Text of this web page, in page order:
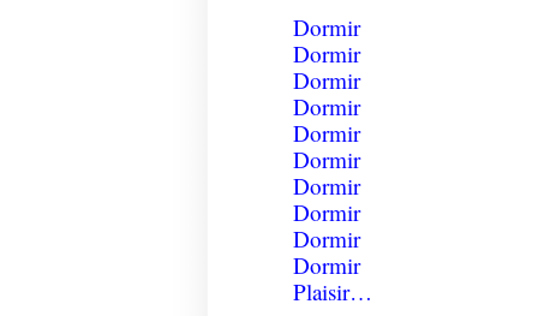
Dormir
Dormir
Dormir
Dormir
Dormir
Dormir
Dormir
Dormir
Dormir
Dormir
Plaisir…